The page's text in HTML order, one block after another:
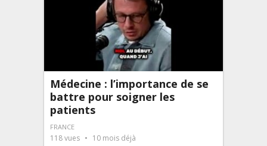
Médecine : l’importance de se
battre pour soigner les
patients
FRANCE
118vues 10 mois déjà